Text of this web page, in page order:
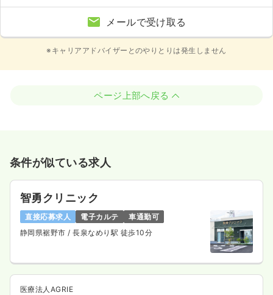
メールで受け取る
※キャリアアドバイザーとのやりとりは発生しません
ページ上部へ戻る
条件が似ている求人
智勇クリニック
直接応募求人 電子カルテ
車通勤可
静岡県裾野市 / 長泉なめり駅 徒歩10分
医療法人AGRIE